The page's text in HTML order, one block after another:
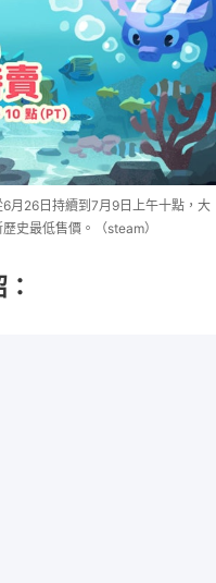
月26日持續到7月9日上午十點，大
史最低售價。（steam）